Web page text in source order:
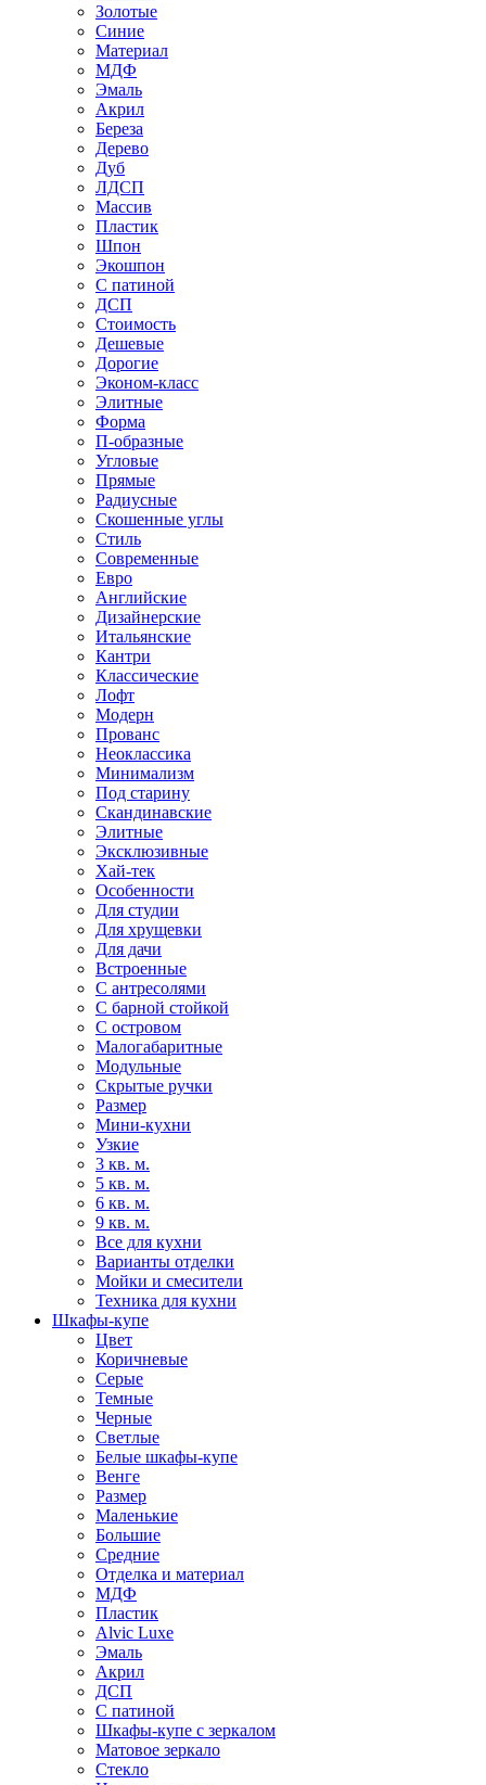
Золотые
Синие
Материал
МДФ
Эмаль
Акрил
Береза
Дерево
Дуб
ЛДСП
Массив
Пластик
Шпон
Экошпон
С патиной
ДСП
Стоимость
Дешевые
Дорогие
Эконом-класс
Элитные
Форма
П-образные
Угловые
Прямые
Радиусные
Скошенные углы
Стиль
Современные
Евро
Английские
Дизайнерские
Итальянские
Кантри
Классические
Лофт
Модерн
Прованс
Неоклассика
Минимализм
Под старину
Скандинавские
Элитные
Эксклюзивные
Хай-тек
Особенности
Для студии
Для хрущевки
Для дачи
Встроенные
С антресолями
С барной стойкой
С островом
Малогабаритные
Модульные
Скрытые ручки
Размер
Мини-кухни
Узкие
3 кв. м.
5 кв. м.
6 кв. м.
9 кв. м.
Все для кухни
Варианты отделки
Мойки и смесители
Техника для кухни
Шкафы-купе
Цвет
Коричневые
Серые
Темные
Черные
Светлые
Белые шкафы-купе
Венге
Размер
Маленькие
Большие
Средние
Отделка и материал
МДФ
Пластик
Alvic Luxe
Эмаль
Акрил
ДСП
С патиной
Шкафы-купе с зеркалом
Матовое зеркало
Стекло